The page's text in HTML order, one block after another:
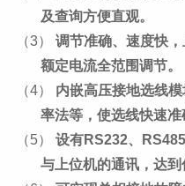
及查询方便直观。
（3） 调节准确、速度快
额定电流全范围调节。
（4） 内嵌高压接地选线
率法等，使选线快速准
（5） 设有RS232、
与上位机的通讯，达到